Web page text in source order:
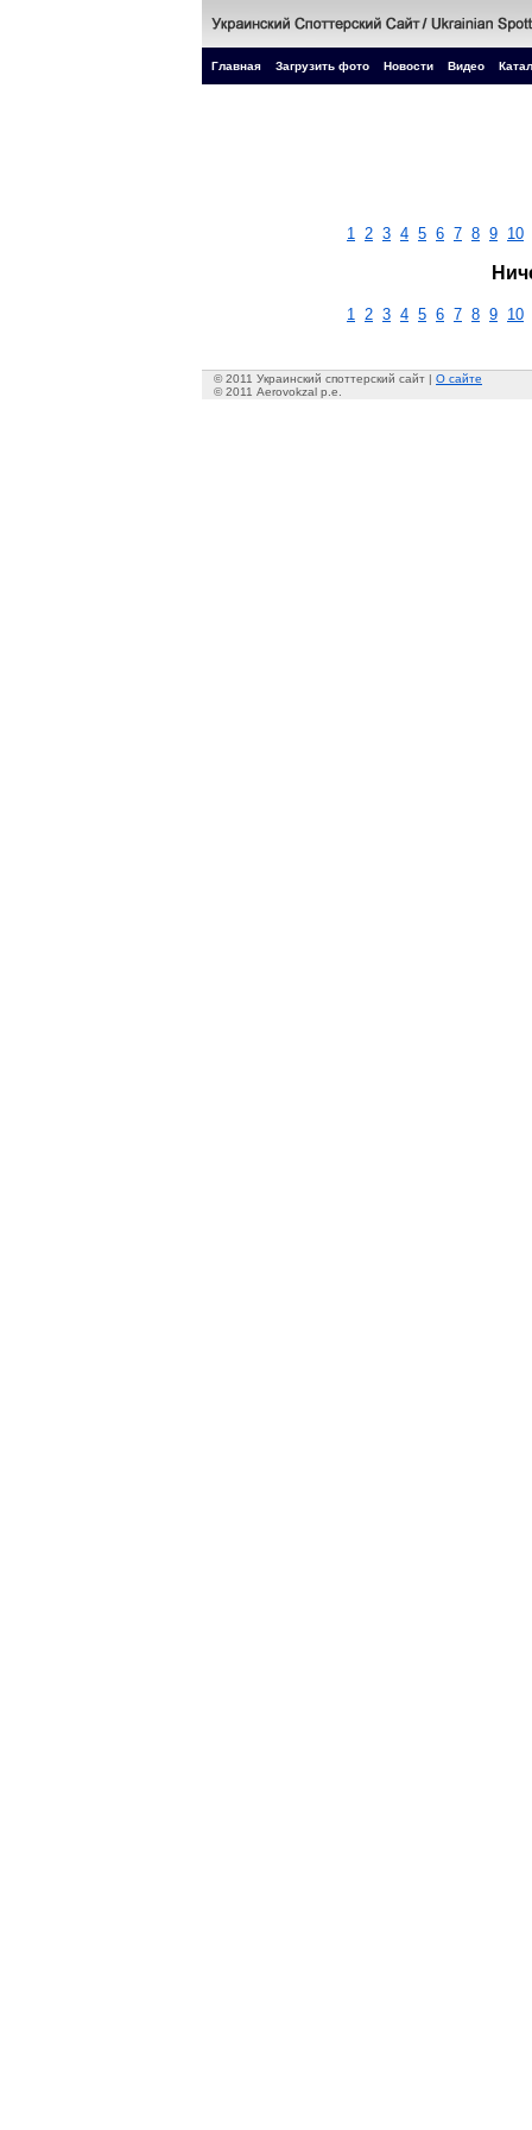
Главная Загрузить фото Новости Видео
1 2 3 4 5 6 7 8 9 10
1 2 3 4 5 6 7 8 9 10
© 2011 Украинский споттерский сайт | О сайте
© 2011 Aerovokzal p.e.